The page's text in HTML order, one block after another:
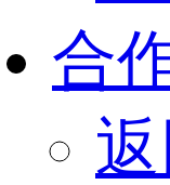
合